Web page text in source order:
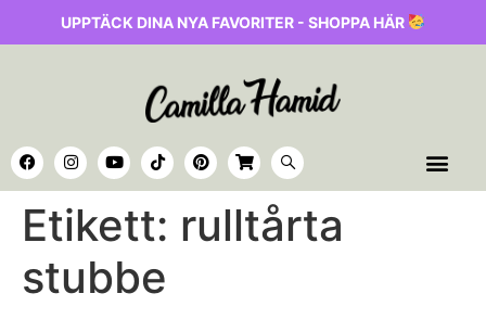
UPPTÄCK DINA NYA FAVORITER - SHOPPA HÄR
Etikett: rulltårta
stubbe